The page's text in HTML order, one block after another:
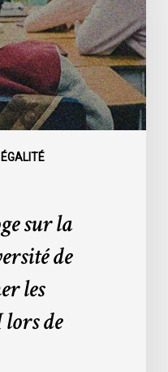
ÉGALITÉ
sur la
de
les
de